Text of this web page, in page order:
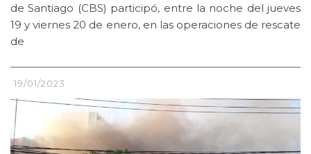
de Santiago (CBS) participó, entre la noche del jueves
19 y viernes 20 de enero, en las operaciones de rescate
de
19/01/2023